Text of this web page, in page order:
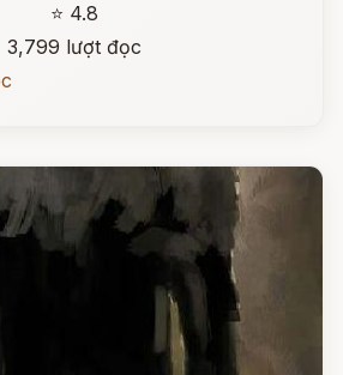
⭐ 4.8
3,799 lượt đọc